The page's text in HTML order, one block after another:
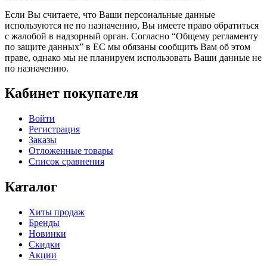
Если Вы считаете, что Ваши персональные данные
используются не по назначению, Вы имеете право обратиться
с жалобой в надзорный орган. Согласно “Общему регламенту
по защите данных” в ЕС мы обязаны сообщить Вам об этом
праве, однако мы не планируем использовать Ваши данные не
по назначению.
Кабинет покупателя
Войти
Регистрация
Заказы
Отложенные товары
Список сравнения
Каталог
Хиты продаж
Бренды
Новинки
Скидки
Акции